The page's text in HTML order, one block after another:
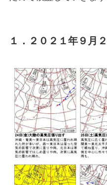
１．２０２１年９月